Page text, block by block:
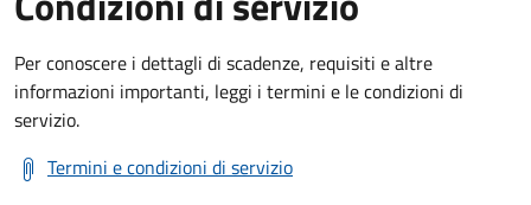
Per conoscere i dettagli di scadenze, requisiti e altre
informazioni importanti, leggi i termini e le condizioni di
servizio.
Termini e condizioni di servizio